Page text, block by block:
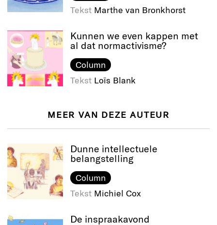
Tekst Marthe van Bronkhorst
Kunnen we even kappen met
al dat normactivisme?
Column
Tekst Loïs Blank
MEER VAN DEZE AUTEUR
Dunne intellectuele
belangstelling
Column
Tekst Michiel Cox
De inspraakavond